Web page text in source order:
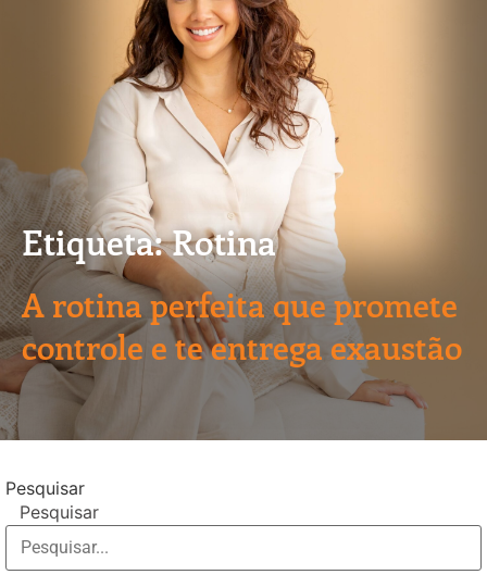
Etiqueta: Rotina
A rotina perfeita que promete
controle e te entrega exaustão
Pesquisar
Pesquisar